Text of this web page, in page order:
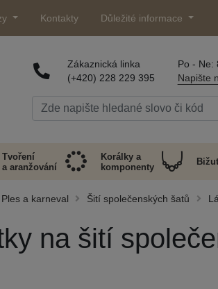
Kontakty Důležité informace
Zákaznická linka
(+420) 228 229 395
Po - Ne:
Napište
Tvoření
a aranžování
Korálky a
komponenty
Ples a karneval Šití společenských šatů
na šití